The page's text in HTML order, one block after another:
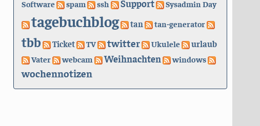
Software
spam ssh Support Sysadmin Day
tagebuchblog tan tan-generator
tbb Ticket TV twitter Ukulele urlaub
Vater webcam Weihnachten windows
wochennotizen